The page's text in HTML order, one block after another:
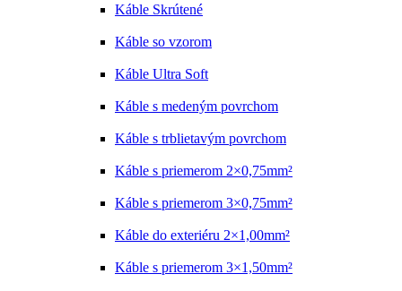
Káble Skrútené
Káble so vzorom
Káble Ultra Soft
Káble s medeným povrchom
Káble s trblietavým povrchom
Káble s priemerom 2×0,75mm²
Káble s priemerom 3×0,75mm²
Káble do exteriéru 2×1,00mm²
Káble s priemerom 3×1,50mm²